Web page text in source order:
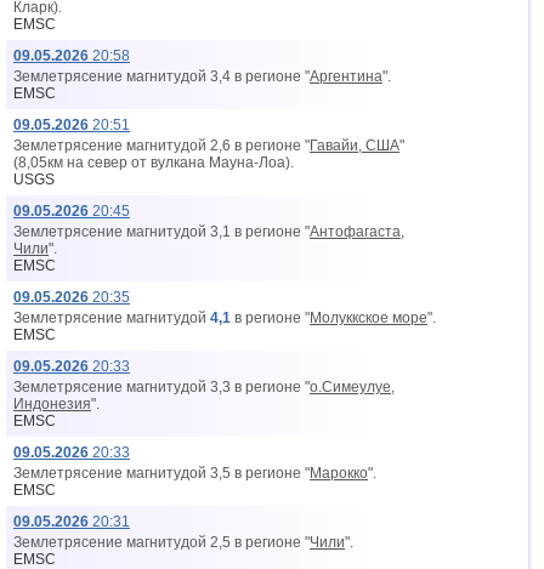
Кларк).
EMSC
09.05.2026 20:58
Землетрясение магнитудой 3,4 в регионе "Аргентина".
EMSC
09.05.2026 20:51
Землетрясение магнитудой 2,6 в регионе "Гавайи, США"
(8,05км на север от вyлкана Мауна-Лоа).
USGS
09.05.2026 20:45
Землетрясение магнитудой 3,1 в регионе "Антофагаста,
Чили".
EMSC
09.05.2026 20:35
Землетрясение магнитудой 4,1 в регионе "Молуккское море".
EMSC
09.05.2026 20:33
Землетрясение магнитудой 3,3 в регионе "о.Симеулуе,
Индонезия".
EMSC
09.05.2026 20:33
Землетрясение магнитудой 3,5 в регионе "Марокко".
EMSC
09.05.2026 20:31
Землетрясение магнитудой 2,5 в регионе "Чили".
EMSC